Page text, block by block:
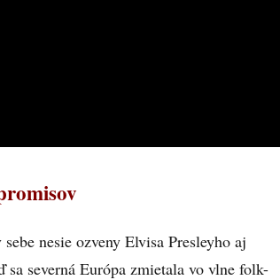
nesie ozveny Elvisa Presleyho aj
severná Európa zmietala vo vlne folk-